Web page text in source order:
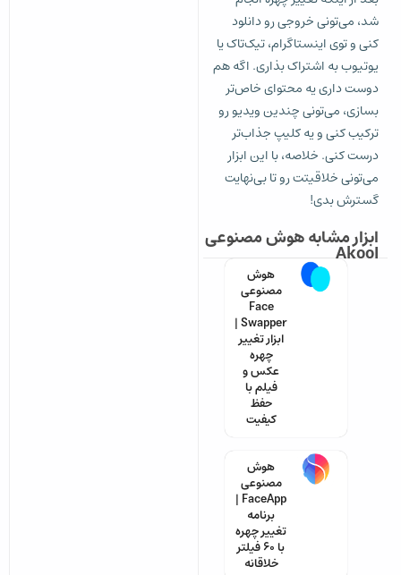
شد، می‌تونی خروجی رو دانلود
کنی و توی اینستاگرام، تیک‌تاک یا
یوتیوب به اشتراک بذاری. اگه هم
دوست داری یه محتوای خاص‌تر
بسازی، می‌تونی چندین ویدیو رو
ترکیب کنی و یه کلیپ جذاب‌تر
درست کنی. خلاصه، با این ابزار
می‌تونی خلاقیتت رو تا بی‌نهایت
گسترش بدی!
ابزار مشابه هوش مصنوعی
Akool
هوش
مصنوعی
Face
Swapper |
ابزار تغییر
چهره
عکس و
فیلم با
حفظ
کیفیت
هوش
مصنوعی
FaceApp |
برنامه
تغییر چهره
با 60 فیلتر
خلاقانه